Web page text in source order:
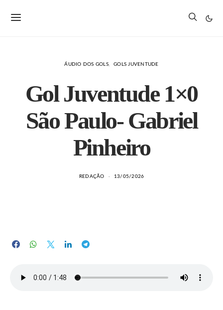
ÁUDIO DOS GOLS GOLS JUVENTUDE
Gol Juventude 1×0
São Paulo- Gabriel
Pinheiro
REDAÇÃO 13/05/2026